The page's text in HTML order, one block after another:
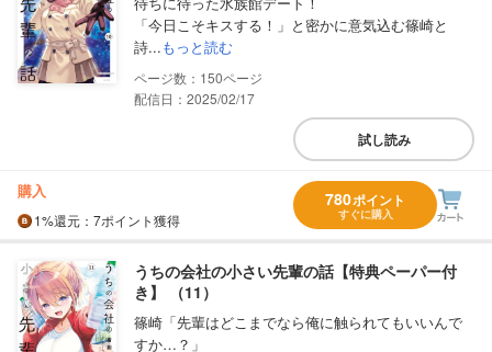
「今日こそキスする！」と密かに意気込む篠崎と
詩...もっと読む
150
配信日：2025/02/17
試し読み
購入
1%還元 ：7ポイント獲得
780ポイント
すぐに購入
うちの会社の小さい先輩の話【特典ペーパー付
き】 （11）
篠崎「先輩はどこまでなら俺に触られてもいいんで
すか…？」